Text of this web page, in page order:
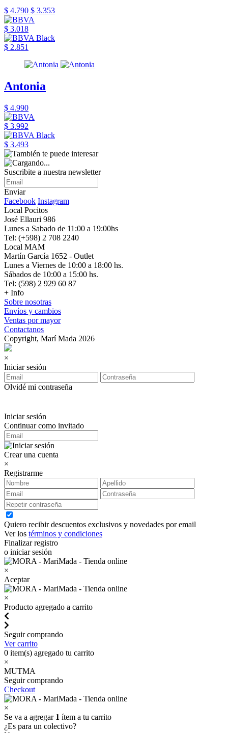
$ 4.790 $ 3.353
$ 3.018
$ 2.851
Antonia
$ 4.990
$ 3.992
$ 3.493
Suscribite a nuestra newsletter
Enviar
Facebook Instagram
Local Pocitos
José Ellauri 986
Lunes a Sabado de 11:00 a 19:00hs
Tel: (+598) 2 708 2240
Local MAM
Martín García 1652 - Outlet
Lunes a Viernes de 10:00 a 18:00 hs.
Sábados de 10:00 a 15:00 hs.
Tel: (598) 2 929 60 87
+ Info
Sobre nosotras
Envíos y cambios
Ventas por mayor
Contactanos
Copyright, Marí Mada 2026
×
Iniciar sesión
Olvidé mi contraseña
Iniciar sesión
Continuar como invitado
Crear una cuenta
×
Registrarme
Quiero recibir descuentos exclusivos y novedades por email
Ver los términos y condiciones
Finalizar registro
o iniciar sesión
×
Aceptar
×
Producto agregado a carrito
Seguir comprando
Ver carrito
0 item(s) agregado tu carrito
×
MUTMA
Seguir comprando
Checkout
×
Se va a agregar 1 ítem a tu carrito
¿Es para un colectivo?